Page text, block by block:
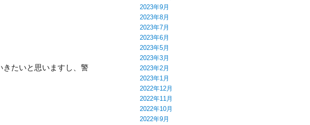
きたいと思いますし、警
2023年9月
2023年8月
2023年7月
2023年6月
2023年5月
2023年3月
2023年2月
2023年1月
2022年12月
2022年11月
2022年10月
2022年9月